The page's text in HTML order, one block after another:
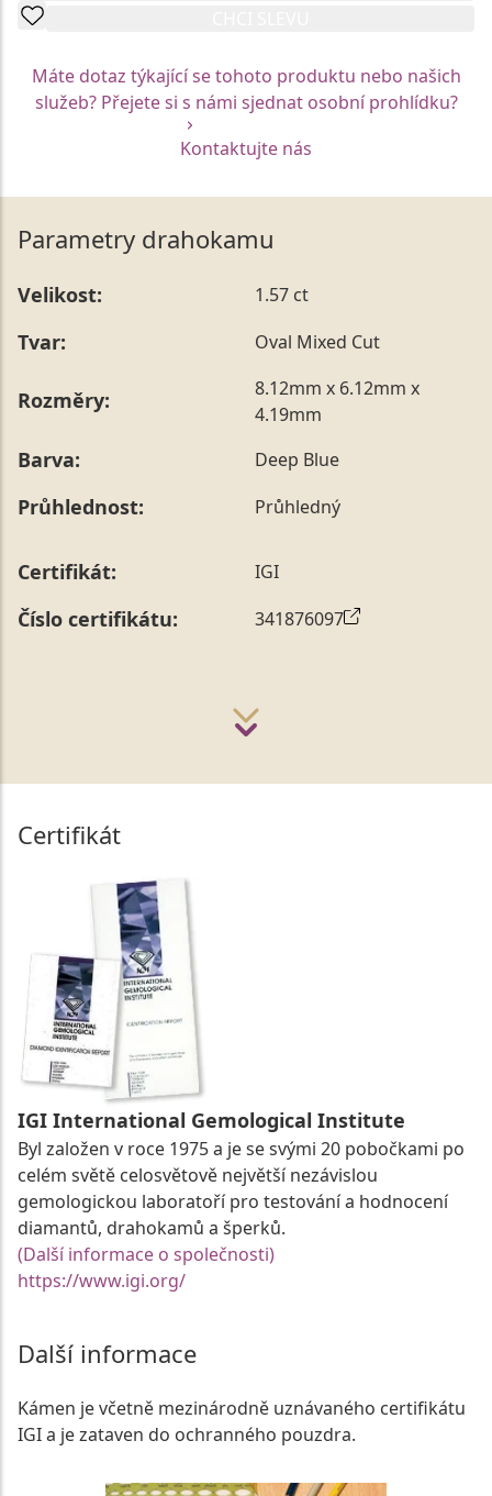
Máte dotaz týkající se tohoto produktu nebo našich
služeb? Přejete si s námi sjednat osobní prohlídku?
Kontaktujte nás
Parametry drahokamu
Velikost: 1.57 ct
Tvar: Oval Mixed Cut
Rozměry:
8.12mm x 6.12mm x
4.19mm
Barva: Deep Blue
Průhlednost: Průhledný
Certifikát: IGI
Číslo certifikátu: 341876097
Certifikát
IGI International Gemological Institute
Byl založen v roce 1975 a je se svými 20 pobočkami po
celém světě celosvětově největší nezávislou
gemologickou laboratoří pro testování a hodnocení
diamantů, drahokamů a šperků.
(Další informace o společnosti)
https://www.igi.org/
Další informace
Kámen je včetně mezinárodně uznávaného certifikátu
IGI a je zataven do ochranného pouzdra.